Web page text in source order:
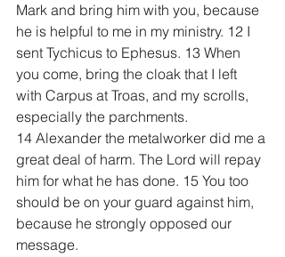
Mark and bring him with you, because
he is helpful to me in my ministry. 12 I
sent Tychicus to Ephesus. 13 When
you come, bring the cloak that I left
with Carpus at Troas, and my scrolls,
especially the parchments.
14 Alexander the metalworker did me a
great deal of harm. The Lord will repay
him for what he has done. 15 You too
should be on your guard against him,
because he strongly opposed our
message.